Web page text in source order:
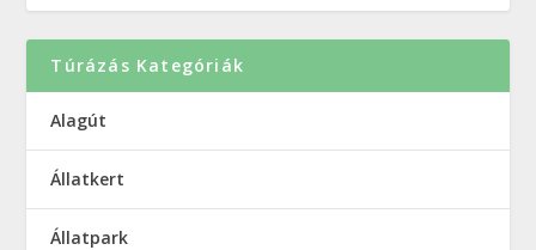
Túrázás Kategóriák
Alagút
Állatkert
Állatpark